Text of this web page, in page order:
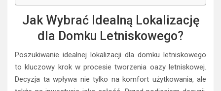
Jak Wybrać Idealną Lokalizację
dla Domku Letniskowego?
Poszukiwanie idealnej lokalizacji dla domku letniskowego
to kluczowy krok w procesie tworzenia oazy letniskowej.
Decyzja ta wpływa nie tylko na komfort użytkowania, ale